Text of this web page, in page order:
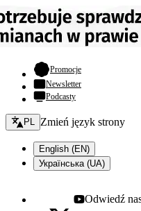
Promocje- otwiera się w
Newsletter
Podcasty
Zmień język - bieżący:
PL Zmień język strony
English (EN)
Українська (UA)
Youtube - otwiera
Odwiedź